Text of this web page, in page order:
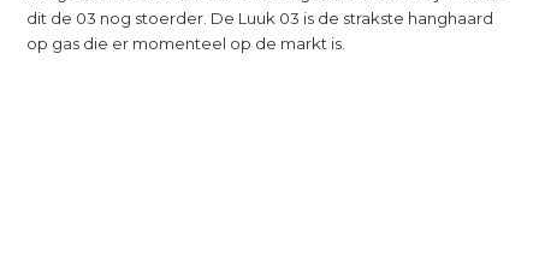
dit de 03 nog stoerder. De Luuk 03 is de strakste hanghaard
op gas die er momenteel op de markt is.